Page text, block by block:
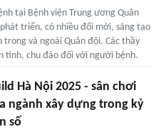
tại Bệnh viện Trung ương Quân
triển, có nhiều đổi mới, sáng tạo
và ngoài Quân đội. Các thầy
tình, chu đáo đối với người bệnh.
Hà Nội 2025 - sân chơi
ngành xây dựng trong kỷ
số